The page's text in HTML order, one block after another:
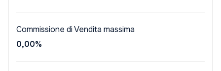
Commissione di Vendita massima
0,00%